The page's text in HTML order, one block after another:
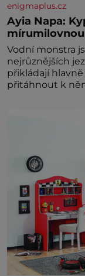
enigmaplus.cz
Ayia Napa:
Vodní monstra
nejrůznějších
přikládají
přitáhnout k